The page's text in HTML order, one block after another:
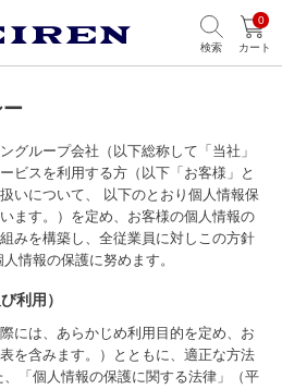
検索
0
カート
グループ会社（以下総称して「当社」
ビスを利用する方（以下「お客様」と
いについて、 以下のとおり個人情報保
ます。）を定め、お客様の個人情報の
みを構築し、全従業員に対しこの方針
情報の保護に努めます。
利用）
には、あらかじめ利用目的を定め、お
を含みます。）とともに、適正な方法
「個人情報の保護に関する法律」（平